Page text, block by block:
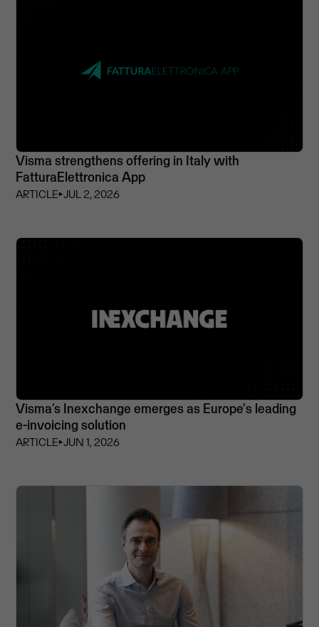
Visma strengthens offering in Italy with
FatturaElettronica App
ARTICLE⏵JUL 2, 2026
Visma’s Inexchange emerges as Europe's leading
e-invoicing solution
ARTICLE⏵JUN 1, 2026